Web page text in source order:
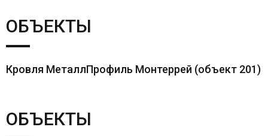
ОБЪЕКТЫ
Кровля МеталлПрофиль Монтеррей (объект 201)
ОБЪЕКТЫ